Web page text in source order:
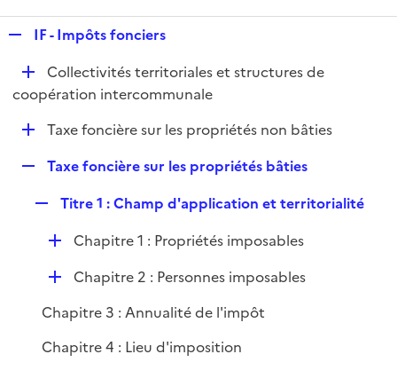
p
l
i
e
r
IF - Impôts fonciers
D
é
r
Collectivités territoriales et structures de
coopération intercommunale
DTaxe foncière sur les propriétés non bâties
p
Taxe foncière sur les propriétés bâties
p
l
i
e
Titre 1 : Champ d'application et territorialité
D
i
e
Chapitre 1 : Propriétés imposables
D
p
l
Chapitre 2 : Personnes imposables
Chapitre 3 : Annualité de l'impôt
Chapitre 4 : Lieu d'imposition